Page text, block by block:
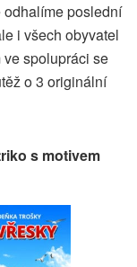
odhalíme poslední
i všech obyvatel
spolupráci se
o 3 originální
s motivem